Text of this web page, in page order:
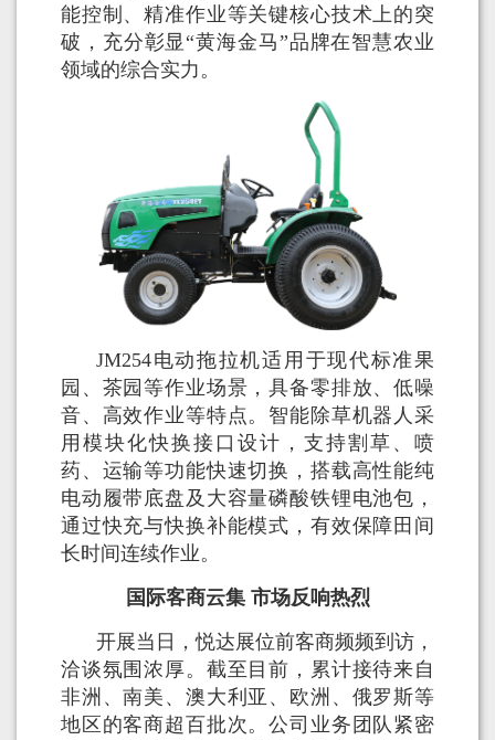
能控制、精准作业等关键核心技术上的突
破，充分彰显“黄海金马”品牌在智慧农业
领域的综合实力。
JM254电动拖拉机适用于现代标准果
园、茶园等作业场景，具备零排放、低噪
音、高效作业等特点。智能除草机器人采
用模块化快换接口设计，支持割草、喷
药、运输等功能快速切换，搭载高性能纯
电动履带底盘及大容量磷酸铁锂电池包，
通过快充与快换补能模式，有效保障田间
长时间连续作业。
国际客商云集 市场反响热烈
开展当日，悦达展位前客商频频到访，
洽谈氛围浓厚。截至目前，累计接待来自
非洲、南美、澳大利亚、欧洲、俄罗斯等
地区的客商超百批次。公司业务团队紧密